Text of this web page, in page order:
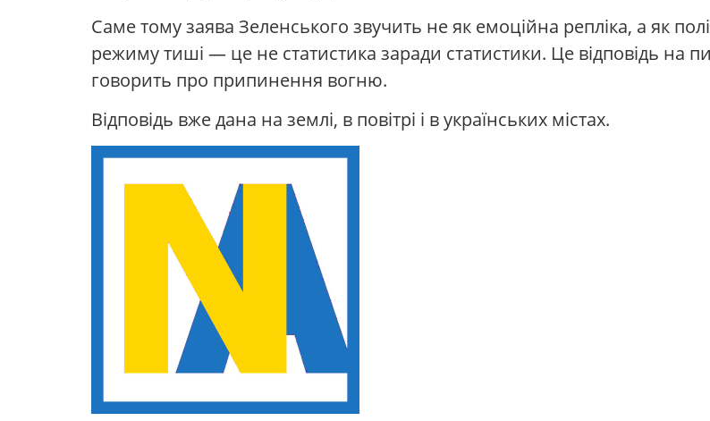
Саме тому заява Зеленського звучить не як емоційна репліка, а як
режиму тиші — це не статистика заради статистики. Це відповідь на
говорить про припинення вогню.
Відповідь вже дана на землі, в повітрі і в українських містах.